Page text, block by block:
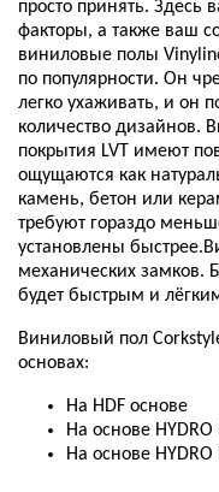
просто принять. Здесь
факторы, а также ваш
виниловые полы
по популярности. Он
легко ухаживать, и он
количество дизайнов.
покрытия LVT имеют
ощущаются как
камень, бетон или
требуют гораздо
установлены
механических замков.
будет быстрым и
Виниловый пол
основах:
На HDF основе
На основе
На основе